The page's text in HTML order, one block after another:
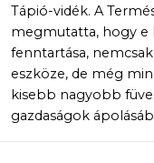
Tápió-vidék. A
megmutatta, hogy e
fenntartása,
eszköze, de még
kisebb nagyobb
gazdaságok